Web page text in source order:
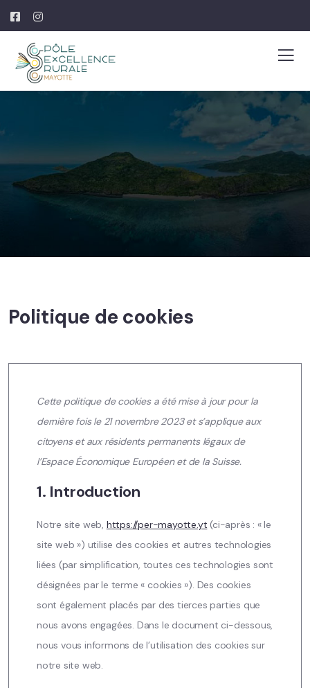
Politique de cookies
Cette politique de cookies a été mise à jour pour la
dernière fois le 21 novembre 2023 et s’applique aux
citoyens et aux résidents permanents légaux de
l’Espace Économique Européen et de la Suisse.
1. Introduction
Notre site web, https://per-mayotte.yt (ci-après : « le
site web ») utilise des cookies et autres technologies
liées (par simplification, toutes ces technologies sont
désignées par le terme « cookies »). Des cookies
sont également placés par des tierces parties que
nous avons engagées. Dans le document ci-dessous,
nous vous informons de l’utilisation des cookies sur
notre site web.